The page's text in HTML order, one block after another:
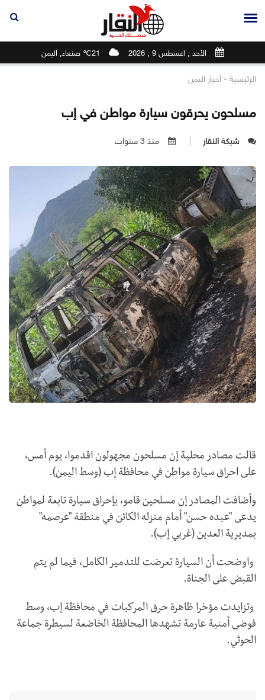
الأحد , اغسطس 9 , 2026 21℃ صنعاء, اليمن
الرئيسية - أخبار اليمن
مسلحون يحرقون سيارة مواطن في إب
شبكة النقار منذ 3 سنوات
قالت مصادر محلية إن مسلحون مجهولون اقدموا، يوم أمس،
على احراق سيارة مواطن في محافظة إب (وسط اليمن).
وأضافت المصادر إن مسلحين قامو، بإحراق سيارة تابعة لمواطن
يدعى "عبده حسن" أمام منزله الكائن في منطقة "عرصمه"
بمديرية العدين (غربي إب).
واوضحت أن السيارة تعرضت للتدمير الكامل، فيما لم يتم
القبض على الجناة.
وتزايدت مؤخرا ظاهرة حرق المركبات في محافظة إب، وسط
فوضى أمنية عارمة تشهدها المحافظة الخاضعة لسيطرة جماعة
الحوثي.